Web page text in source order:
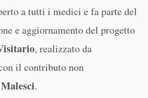
a tutti i medici e fa parte del
e aggiornamento del progetto
, realizzato da
il contributo non
Malesci.